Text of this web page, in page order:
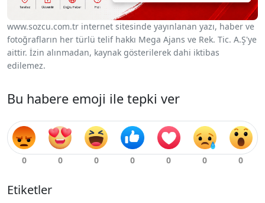
www.sozcu.com.tr internet sitesinde yayınlanan yazı, haber ve
fotoğrafların her türlü telif hakkı Mega Ajans ve Rek. Tic. A.Ş'ye
aittir. İzin alınmadan, kaynak gösterilerek dahi iktibas
edilemez.
Bu habere emoji ile tepki ver
Etiketler